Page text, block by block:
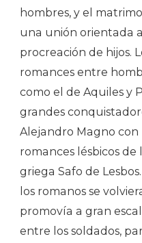
hombres, y el
una unión orientada
procreación de hijos.
romances entre
como el de Aquiles y
grandes
Alejandro Magno con
romances lésbicos
griega Safo de
los romanos se
promovía a gran
entre los soldados,